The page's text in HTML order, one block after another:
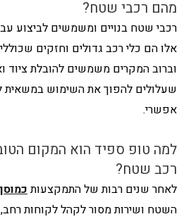
מהם רכבי שטח?
רכבי שטח בנויים ומשמשים לביצוע
אלו הם כלי רכב גדולים וחזקים
וברוב המקרים משמשים להובלת
שעלולים להפוך את השימוש במשאית
אפשרי.
למה טופ ספיד הוא המקום
רכב שטח?
לאחר שנים רבות של התמקצעות
השטח ושירות מסור לקהל לקוחות